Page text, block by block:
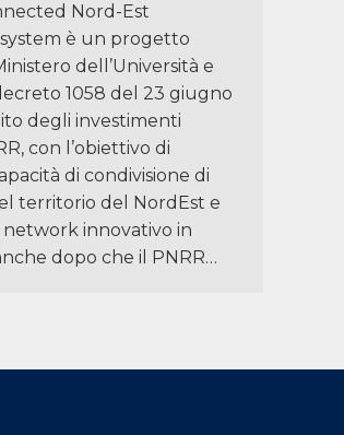
Nord-Est
è un progetto
dell’Università e
1058 del 23 giugno
degli investimenti
con l’obiettivo di
di condivisione di
territorio del NordEst e
innovativo in
dopo che il PNRR…